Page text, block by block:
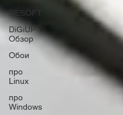
RESOFT
DiGiUP
Обзор
Обои
про
Linux
про
Windows